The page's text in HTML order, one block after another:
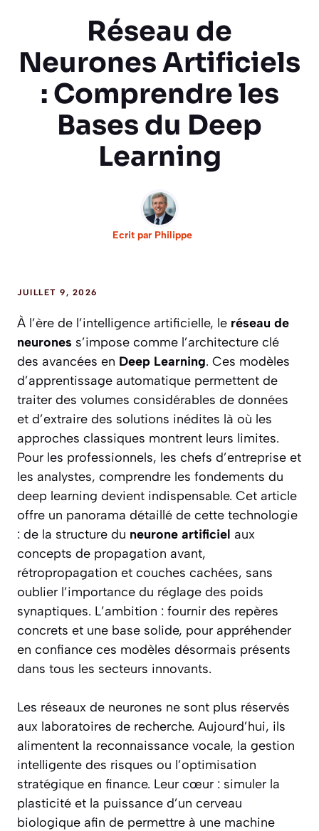
Réseau de
Neurones Artificiels
: Comprendre les
Bases du Deep
Learning
Ecrit par Philippe
JUILLET 9, 2026
À l’ère de l’intelligence artificielle, le réseau de
neurones s’impose comme l’architecture clé
des avancées en Deep Learning. Ces modèles
d’apprentissage automatique permettent de
traiter des volumes considérables de données
et d’extraire des solutions inédites là où les
approches classiques montrent leurs limites.
Pour les professionnels, les chefs d’entreprise et
les analystes, comprendre les fondements du
deep learning devient indispensable. Cet article
offre un panorama détaillé de cette technologie
: de la structure du neurone artificiel aux
concepts de propagation avant,
rétropropagation et couches cachées, sans
oublier l’importance du réglage des poids
synaptiques. L’ambition : fournir des repères
concrets et une base solide, pour appréhender
en confiance ces modèles désormais présents
dans tous les secteurs innovants.
Les réseaux de neurones ne sont plus réservés
aux laboratoires de recherche. Aujourd’hui, ils
alimentent la reconnaissance vocale, la gestion
intelligente des risques ou l’optimisation
stratégique en finance. Leur cœur : simuler la
plasticité et la puissance d’un cerveau
biologique afin de permettre à une machine